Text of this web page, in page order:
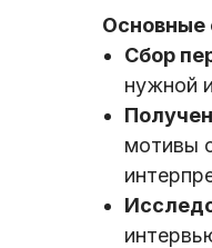
Основные
Сбор
нужной
мотивы